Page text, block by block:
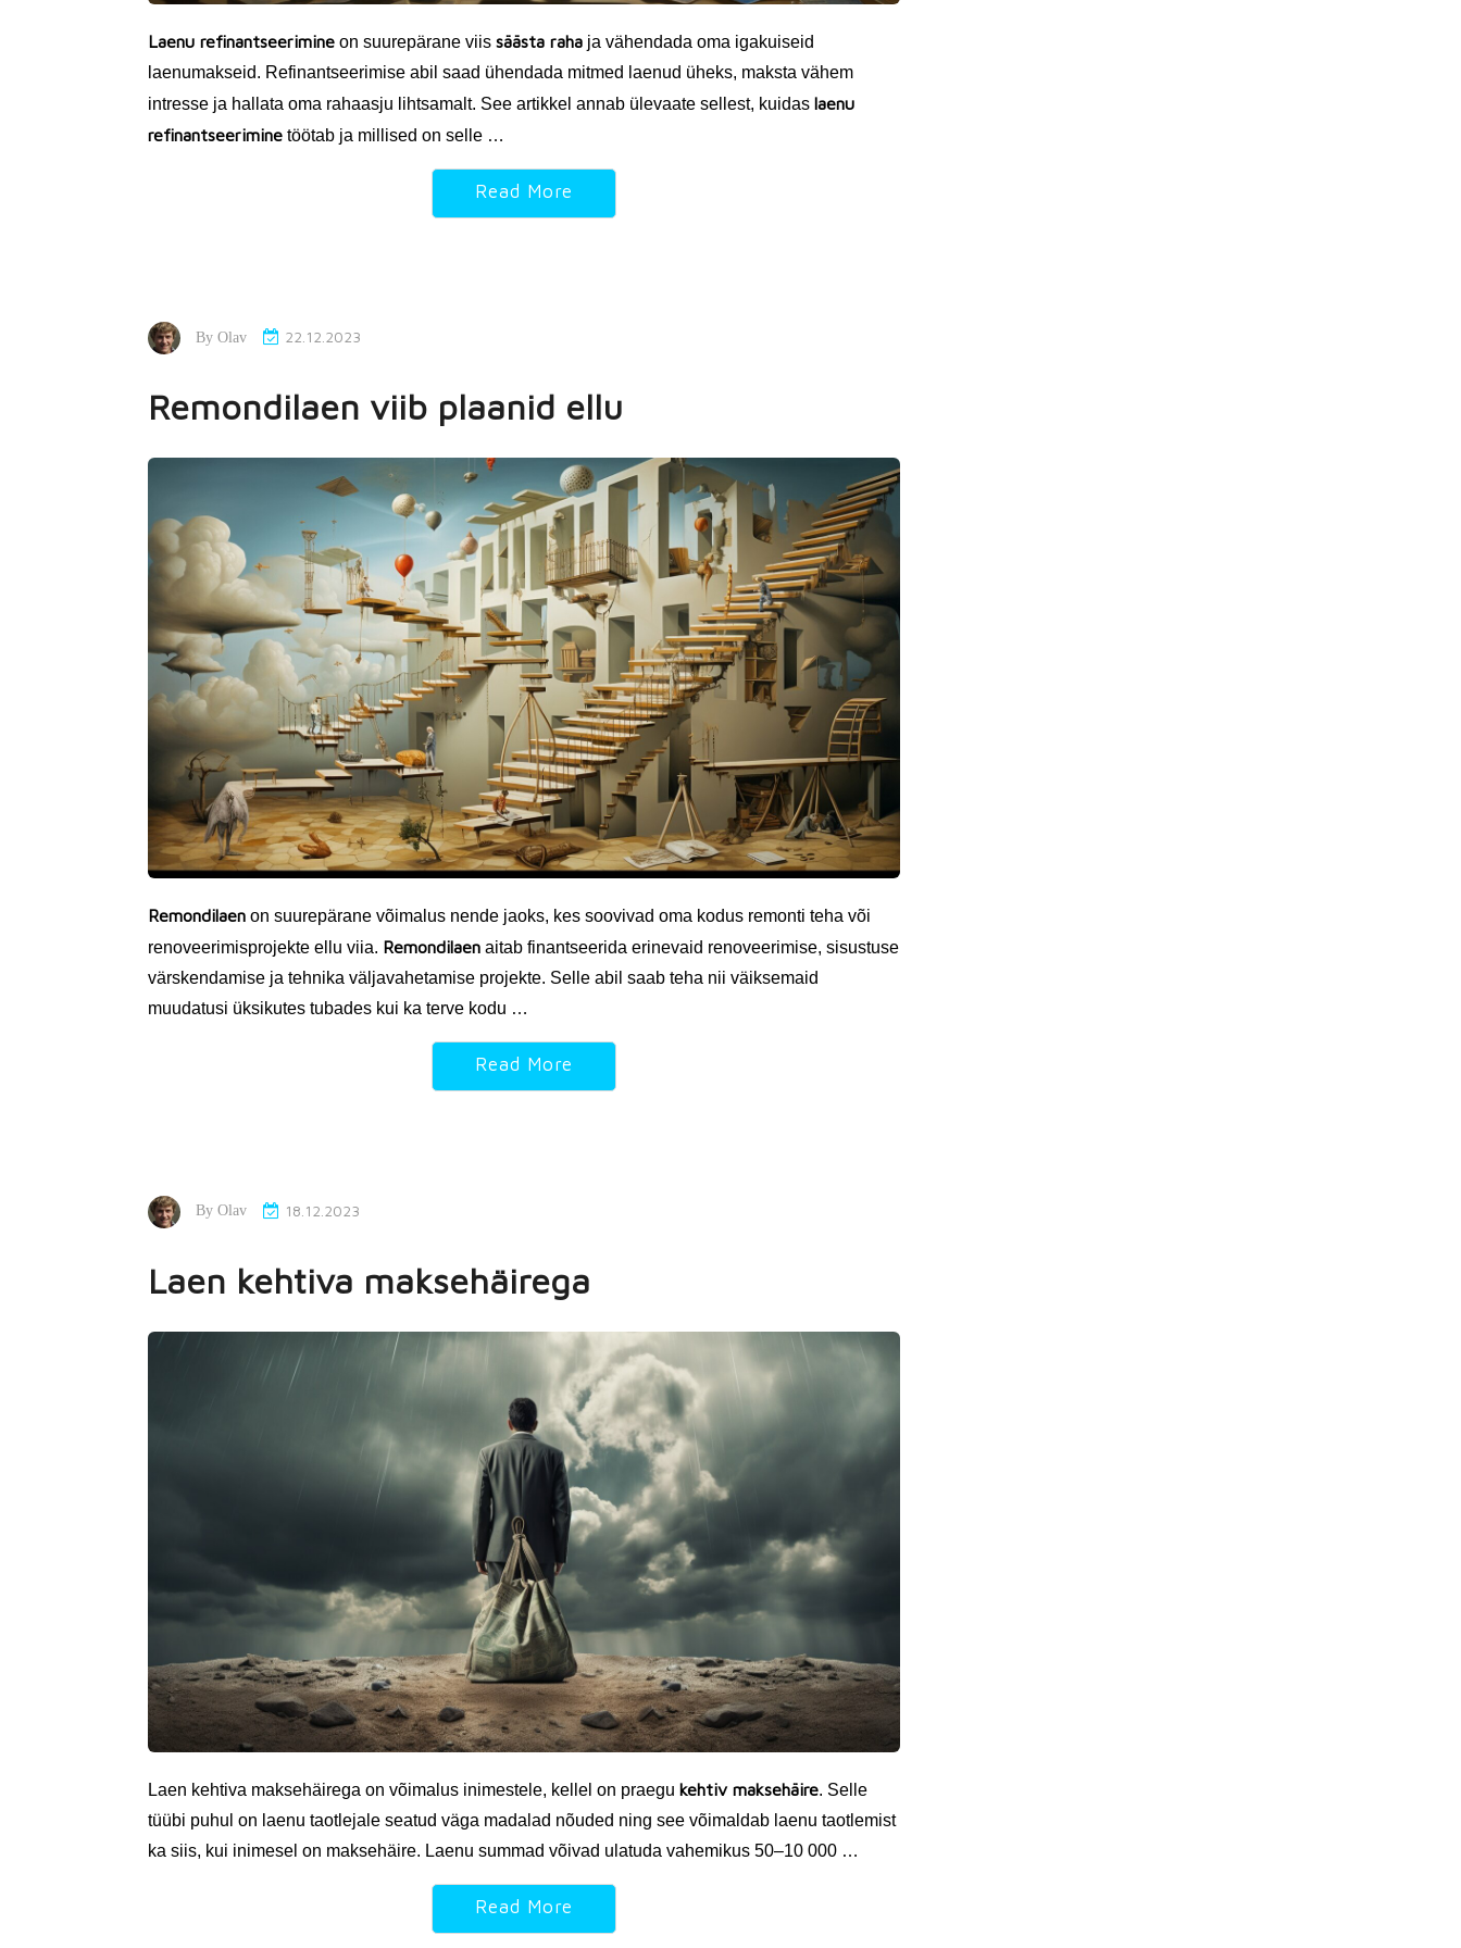
Laenu refinantseerimine on suurepärane viis säästa raha ja vähendada oma igakuiseid
laenumakseid. Refinantseerimise abil saad ühendada mitmed laenud üheks, maksta vähem
intresse ja hallata oma rahaasju lihtsamalt. See artikkel annab ülevaate sellest, kuidas laenu
refinantseerimine töötab ja millised on selle …
Read More
By Olav 22.12.2023
Remondilaen viib plaanid ellu
Remondilaen on suurepärane võimalus nende jaoks, kes soovivad oma kodus remonti teha või
renoveerimisprojekte ellu viia. Remondilaen aitab finantseerida erinevaid renoveerimise, sisustuse
värskendamise ja tehnika väljavahetamise projekte. Selle abil saab teha nii väiksemaid
muudatusi üksikutes tubades kui ka terve kodu …
Read More
By Olav 18.12.2023
Laen kehtiva maksehäirega
Laen kehtiva maksehäirega on võimalus inimestele, kellel on praegu kehtiv maksehäire. Selle
tüübi puhul on laenu taotlejale seatud väga madalad nõuded ning see võimaldab laenu taotlemist
ka siis, kui inimesel on maksehäire. Laenu summad võivad ulatuda vahemikus 50–10 000 …
Read More